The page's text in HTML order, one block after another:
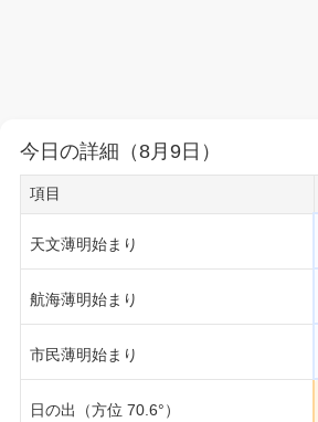
今日の詳細（8月9日）
項目
天文薄明始まり
航海薄明始まり
市民薄明始まり
日の出（方位 70.6°）